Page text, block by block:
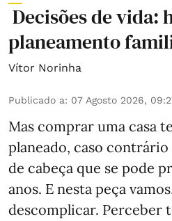
Decisões de vida:
planeamento
Vítor Norinha
Publicado a: 07 Agosto 2026,
Mas comprar uma casa
planeado, caso
de cabeça que se pode
anos. E nesta peça
descomplicar. Perceber